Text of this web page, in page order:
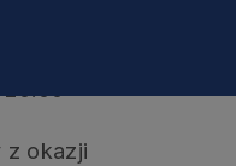
7)
z okazji